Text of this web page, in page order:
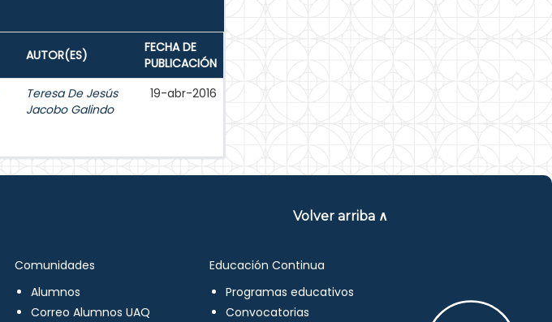
AUTOR(ES)
FECHA DE
PUBLICACIÓN
Teresa De Jesús
Jacobo Galindo
19-abr-2016
Volver arriba ∧
Comunidades
Alumnos
Correo Alumnos UAQ
Educación Continua
Programas educativos
Convocatorias